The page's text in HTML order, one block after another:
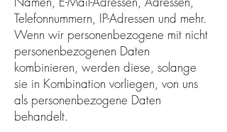
Telefonnummern, IP-Adressen und mehr.
Wenn wir personenbezogene mit nicht
personenbezogenen Daten
kombinieren, werden diese, solange
sie in Kombination vorliegen, von uns
als personenbezogene Daten
behandelt.